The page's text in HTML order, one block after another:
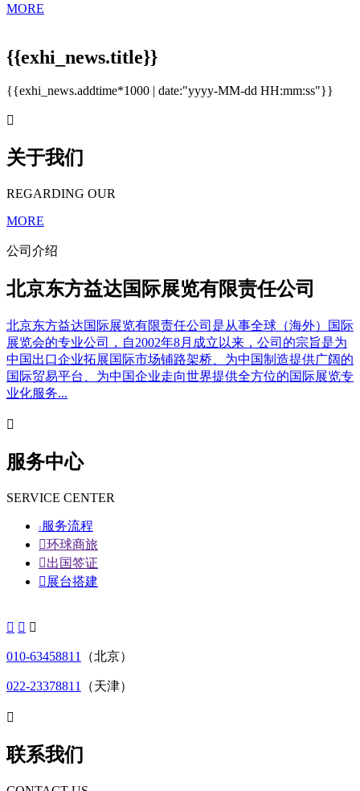
MORE
{{exhi_news.title}}
{{exhi_news.addtime*1000 | date:"yyyy-MM-dd HH:mm:ss"}}

关于我们
REGARDING OUR
MORE
公司介绍
北京东方益达国际展览有限责任公司
北京东方益达国际展览有限责任公司是从事全球（海外）国际
展览会的专业公司，自2002年8月成立以来，公司的宗旨是为
中国出口企业拓展国际市场铺路架桥、为中国制造提供广阔的
国际贸易平台、为中国企业走向世界提供全方位的国际展览专
业化服务...

服务中心
SERVICE CENTER
 服务流程
环球商旅
出国签证
 展台搭建
  
010-63458811 （北京）
022-23378811 （天津）

联系我们